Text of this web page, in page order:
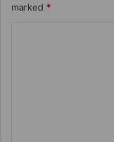
marked *